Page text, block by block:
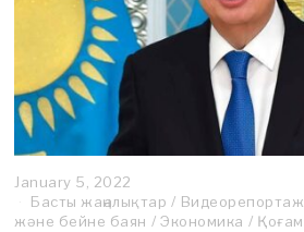
January 5, 2022
a
n
Басты жаңалықтар / Видеорепортаж
және бейне баян / Экономика / Қоғам